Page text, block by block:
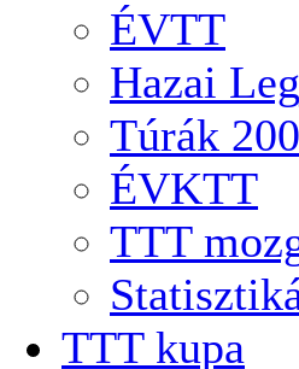
ÉVTT
Hazai
Túrák
ÉVKTT
TTT
TTT kupa